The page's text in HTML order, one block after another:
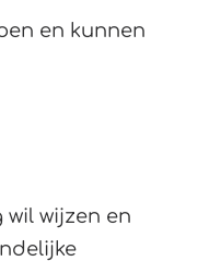
en kunnen
wijzen en